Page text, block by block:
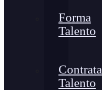
Forma
Talento
Contrata
Talento